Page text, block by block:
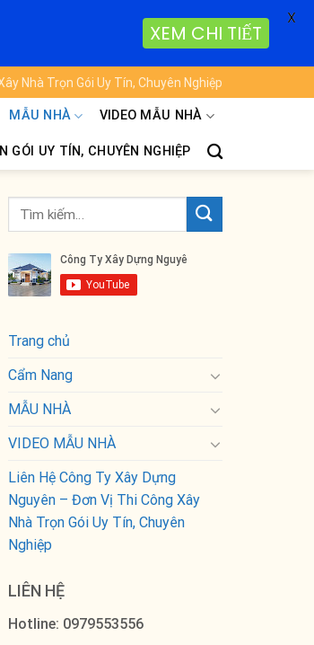
Nhà Trọn Gói Uy Tín, Chuyên Nghiệp
MẪU NHÀ VIDEO MẪU NHÀ
GÓI UY TÍN, CHUYÊN NGHIỆP
Trang chủ
Cẩm Nang
MẪU NHÀ
VIDEO MẪU NHÀ
Liên Hệ Công Ty Xây Dựng
Nguyên – Đơn Vị Thi Công Xây
Nhà Trọn Gói Uy Tín, Chuyên
Nghiệp
LIÊN HỆ
Hotline: 0979553556
XEM CHI TIẾT
X